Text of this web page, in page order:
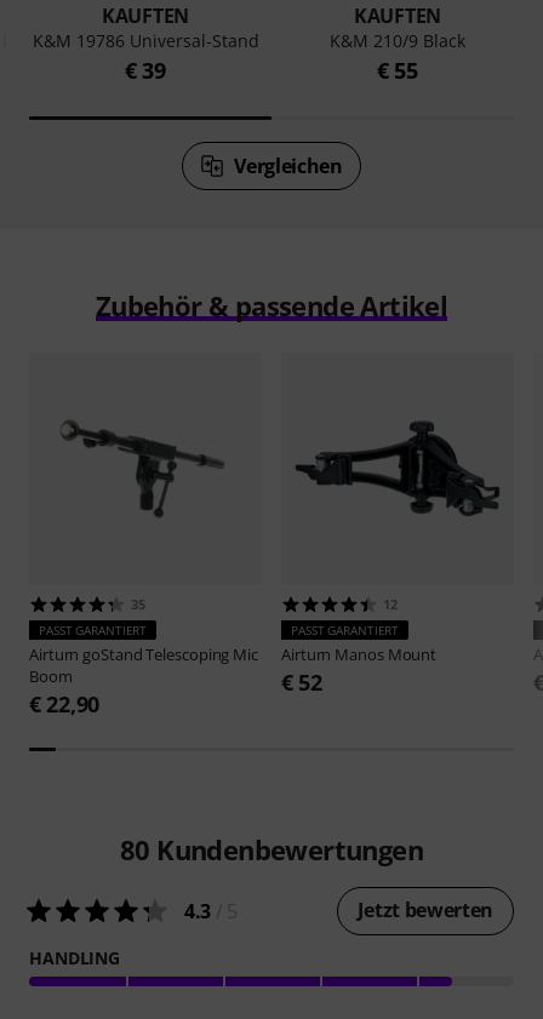
KAUFTEN
K&M 19786 Universal-Stand
€ 39
KAUFTEN
K&M 210/9 Black
€ 55
Vergleichen
Zubehör & passende Artikel
35
PASST GARANTIERT
Airturn goStand Telescoping Mic
Boom
€ 22,90
12
PASST GARANTIERT
Airturn Manos Mount
€ 52
80 Kundenbewertungen
4.3 Jetzt bewerten
HANDLING